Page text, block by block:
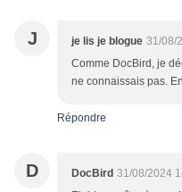
J je lis je blogue 31/08/
Comme DocBird, je
ne connaissais pas.
Répondre
D DocBird 31/08/2024